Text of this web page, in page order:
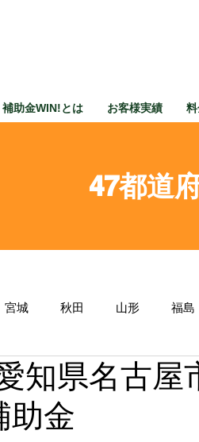
補助金WIN!とは お客様実績
47都道
宮城 秋田 山形 福島
富山 石川 福井
兵庫
知県名古屋
助金